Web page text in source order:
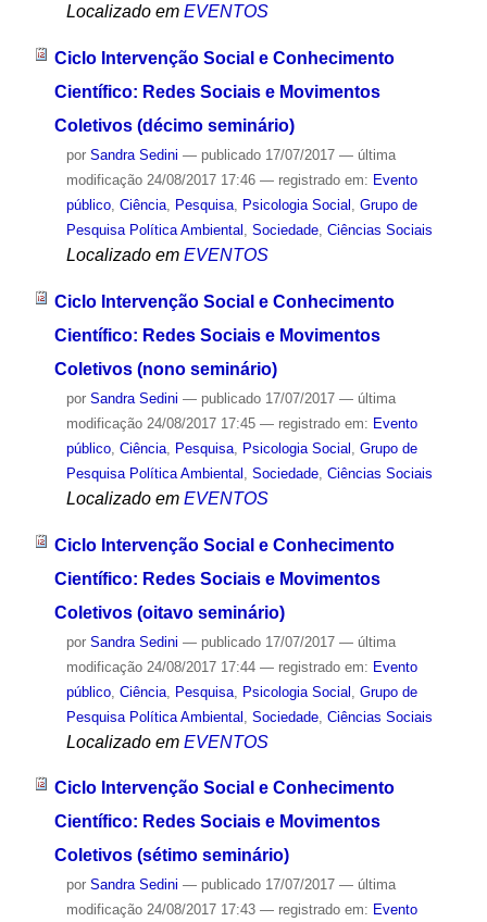
Localizado em EVENTOS
Ciclo Intervenção Social e Conhecimento
Científico: Redes Sociais e Movimentos
Coletivos (décimo seminário)
por Sandra Sedini — publicado17/07/2017 — última
modificação24/08/2017 17:46 — registrado em: Evento
público, Ciência, Pesquisa, Psicologia Social , Grupo de
Pesquisa Política Ambiental , Sociedade, Ciências Sociais
Localizado em EVENTOS
Ciclo Intervenção Social e Conhecimento
Científico: Redes Sociais e Movimentos
Coletivos (nono seminário)
por Sandra Sedini — publicado17/07/2017 — última
modificação24/08/2017 17:45 — registrado em: Evento
público, Ciência, Pesquisa, Psicologia Social
Grupo de
Pesquisa Política Ambiental
Sociedade, Ciências Sociais
Localizado em EVENTOS
Ciclo Intervenção Social e Conhecimento
Científico: Redes Sociais e Movimentos
Coletivos (oitavo seminário)
por Sandra Sedini — publicado17/07/2017 — última
modificação24/08/2017 17:44 — registrado em: Evento
público, Ciência, Pesquisa, Psicologia Social Grupo de
Pesquisa Política Ambiental Sociedade, Ciências Sociais
Localizado em EVENTOS
Ciclo Intervenção Social e Conhecimento
Científico: Redes Sociais e Movimentos
Coletivos (sétimo seminário)
por Sandra Sedini — publicado17/07/2017 — última
modificação24/08/2017 17:43 — registrado em: Evento